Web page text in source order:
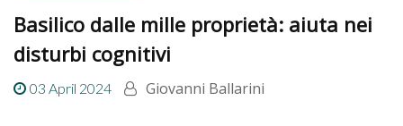
Basilico dalle mille proprietà: aiuta nei
disturbi cognitivi
03 April 2024 Giovanni Ballarini